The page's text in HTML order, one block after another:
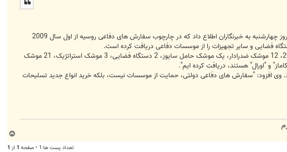
مسکو، 27 خرداد، خبرگزاری «ریا نووستی»/ "ولادیمیر پاپوفکین" معاون وزیر دفاع فدراسیون روسیه روز چهارشنبه به خبرنگاران اطلاع داد که در چارچوب سفارش های دفاعی روسیه از اول سال 2009
پاپوفکین گفت: "در چارچوب سفارش های دولتی ما تا کنون 8 فروند سوخوی-27، 12 فروند میگ-29، 12 موشک ضدرادار، یک موشک حامل سایوز، 2 دستگاه فضایی، 3 موشک استراتژیک، 21 موشک
وی افزود: "سفارش های دفاعی دولتی، حمایت از موسسات نیست، بلکه خرید انواع جدید تسلیحات
ا
تعداد پست ها:1 • صفحه 1 از 1